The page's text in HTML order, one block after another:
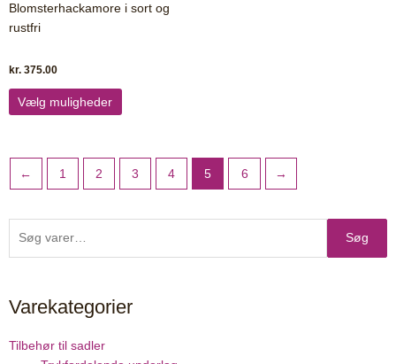
efter:
Søg
Varekategorier
Tilbehør til sadler
Blomsterhackamore i sort og
rustfri
kr. 375.00
Vælg muligheder
← 1 2 3 4 5 6 →